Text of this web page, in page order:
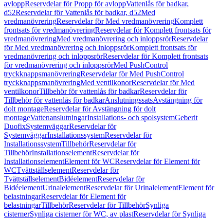
avloppReservdelar för Propp för avloppVattenlås för badkar,
d52Reservdelar för Vattenlås för badkar, d52Med
vredmanövreringReservdelar för Med vredmanövreringKomplett
frontsats för vredmanövreringReservdelar för Komplett frontsats för
vredmanövreringMed vredmanövrering och inloppsrörReservdelar
för Med vredmanövrering och inloppsrörKomplett frontsats för
vredmanövrering och inloppsrörReservdelar för Komplett frontsats
för vredmanövrering och inloppsrörMed PushControl
tryckknappsmanövreringReservdelar för Med PushControl
tryckknappsmanövreringMed ventilkonorReservdelar för Med
ventilkonorTillbehör för vattenlås för badkarReservdelar för
Tillbehör för vattenlås för badkarAnslutningssatsAvstängning för
dolt montageReservdelar för Avstängning för dolt
montageVattenanslutningarInstallations- och spolsystemGeberit
DuofixSystemväggarReservdelar för
SystemväggarInstallationssystemReservdelar för
InstallationssystemTillbehörReservdelar för
TillbehörInstallationselementReservdelar för
InstallationselementElement för WCReservdelar för Element för
WCTvättställselementReservdelar för
TvättställselementBidéelementReservdelar för
BidéelementUrinalelementReservdelar för UrinalelementElement för
belastningarReservdelar för Element för
belastningarTillbehörReservdelar för TillbehörSynliga
cisternerSynliga cisterner för WC, av plastReservdelar för Synliga